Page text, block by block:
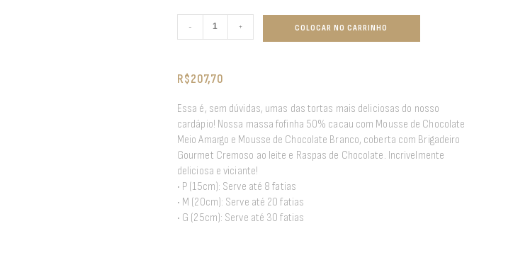
- + COLOCAR NO CARRINHO
R$207,70
Essa é, sem dúvidas, umas das tortas mais deliciosas do nosso
cardápio! Nossa massa fofinha 50% cacau com Mousse de Chocolate
Meio Amargo e Mousse de Chocolate Branco, coberta com Brigadeiro
Gourmet Cremoso ao leite e Raspas de Chocolate. Incrivelmente
deliciosa e viciante!
• P (15cm): Serve até 8 fatias
• M (20cm): Serve até 20 fatias
• G (25cm): Serve até 30 fatias